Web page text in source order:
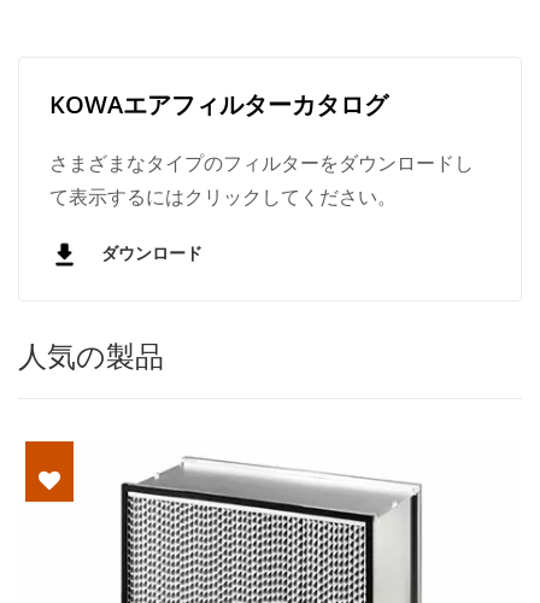
KOWAエアフィルターカタログ
さまざまなタイプのフィルターをダウンロードし
て表示するにはクリックしてください。
ダウンロード
人気の製品